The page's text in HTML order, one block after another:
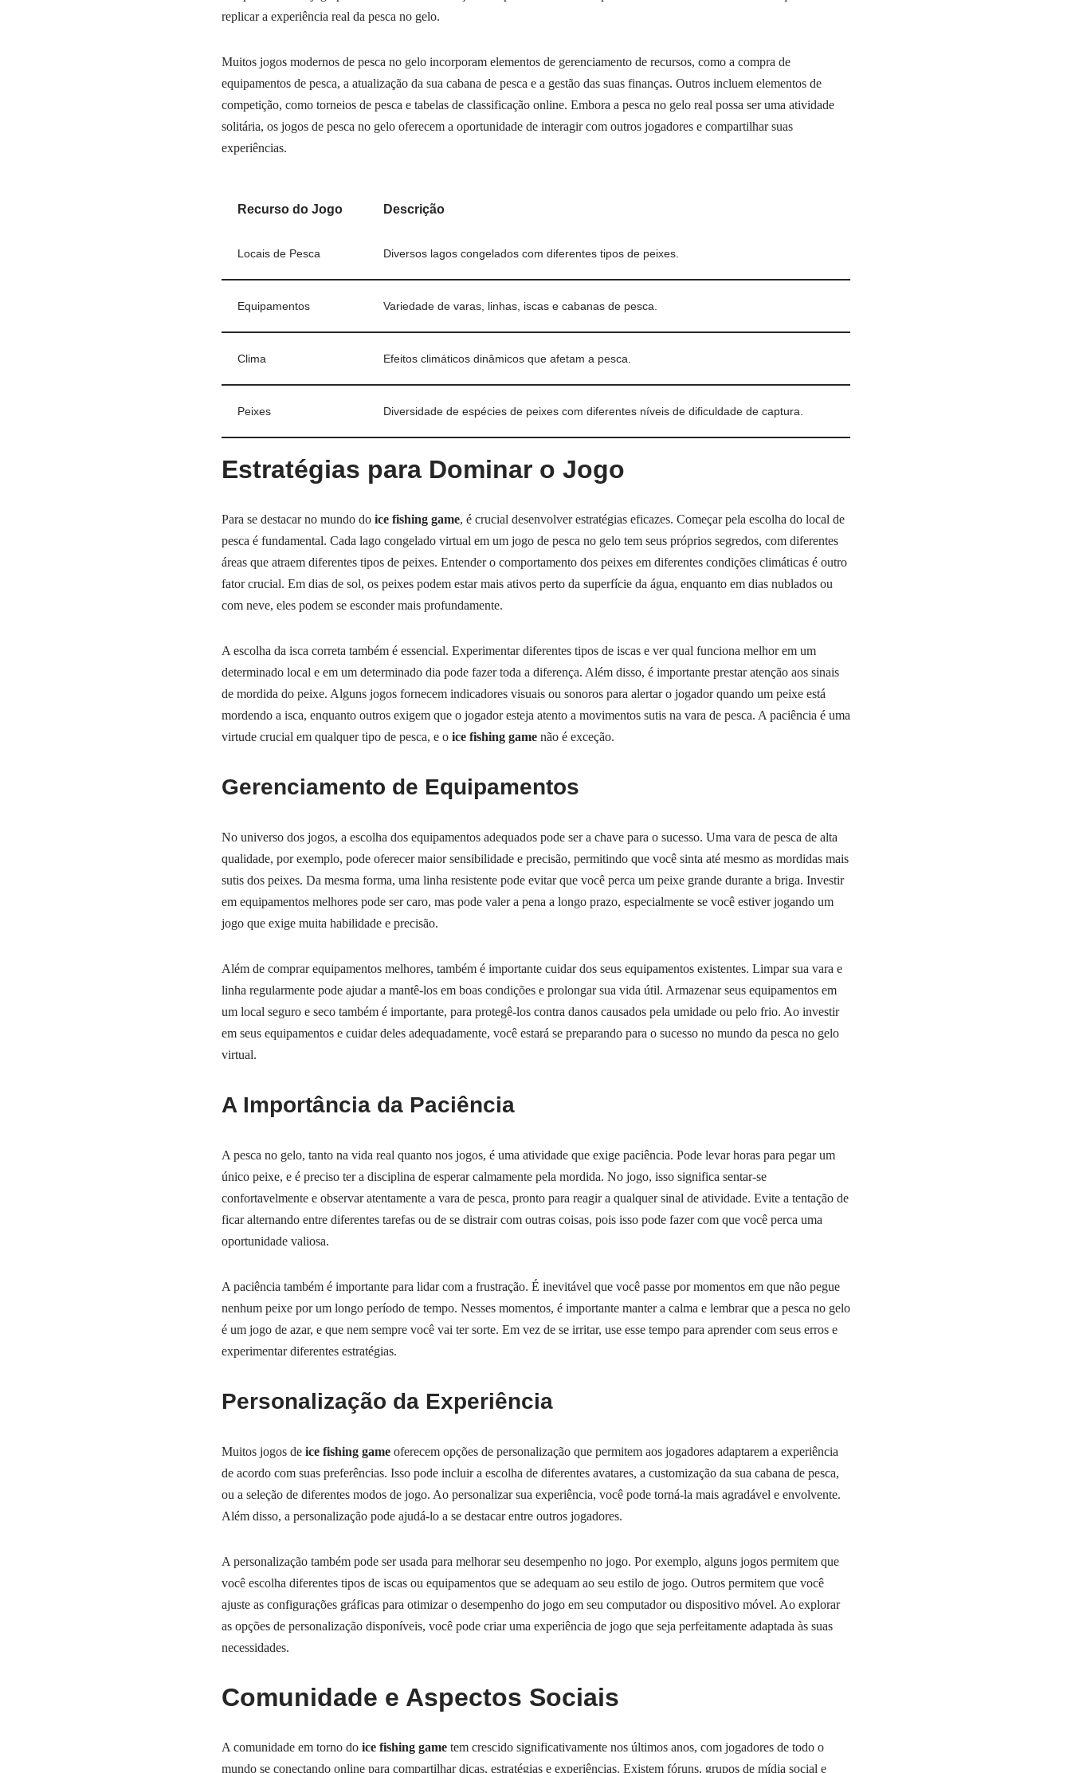
replicar a experiência real da pesca no gelo.
Muitos jogos modernos de pesca no gelo incorporam elementos de gerenciamento de recursos, como a compra de
equipamentos de pesca, a atualização da sua cabana de pesca e a gestão das suas finanças. Outros incluem elementos de
competição, como torneios de pesca e tabelas de classificação online. Embora a pesca no gelo real possa ser uma atividade
solitária, os jogos de pesca no gelo oferecem a oportunidade de interagir com outros jogadores e compartilhar suas
experiências.
Recurso do Jogo Descrição
Locais de Pesca Diversos lagos congelados com diferentes tipos de peixes.
Equipamentos Variedade de varas, linhas, iscas e cabanas de pesca.
Clima Efeitos climáticos dinâmicos que afetam a pesca.
Peixes Diversidade de espécies de peixes com diferentes níveis de dificuldade de captura.
Estratégias para Dominar o Jogo
Para se destacar no mundo do ice fishing game, é crucial desenvolver estratégias eficazes. Começar pela escolha do local de
pesca é fundamental. Cada lago congelado virtual em um jogo de pesca no gelo tem seus próprios segredos, com diferentes
áreas que atraem diferentes tipos de peixes. Entender o comportamento dos peixes em diferentes condições climáticas é outro
fator crucial. Em dias de sol, os peixes podem estar mais ativos perto da superfície da água, enquanto em dias nublados ou
com neve, eles podem se esconder mais profundamente.
A escolha da isca correta também é essencial. Experimentar diferentes tipos de iscas e ver qual funciona melhor em um
determinado local e em um determinado dia pode fazer toda a diferença. Além disso, é importante prestar atenção aos sinais
de mordida do peixe. Alguns jogos fornecem indicadores visuais ou sonoros para alertar o jogador quando um peixe está
mordendo a isca, enquanto outros exigem que o jogador esteja atento a movimentos sutis na vara de pesca. A paciência é uma
virtude crucial em qualquer tipo de pesca, e o ice fishing gamenão é exceção.
Gerenciamento de Equipamentos
No universo dos jogos, a escolha dos equipamentos adequados pode ser a chave para o sucesso. Uma vara de pesca de alta
qualidade, por exemplo, pode oferecer maior sensibilidade e precisão, permitindo que você sinta até mesmo as mordidas mais
sutis dos peixes. Da mesma forma, uma linha resistente pode evitar que você perca um peixe grande durante a briga. Investir
em equipamentos melhores pode ser caro, mas pode valer a pena a longo prazo, especialmente se você estiver jogando um
jogo que exige muita habilidade e precisão.
Além de comprar equipamentos melhores, também é importante cuidar dos seus equipamentos existentes. Limpar sua vara e
linha regularmente pode ajudar a mantê-los em boas condições e prolongar sua vida útil. Armazenar seus equipamentos em
um local seguro e seco também é importante, para protegê-los contra danos causados pela umidade ou pelo frio. Ao investir
em seus equipamentos e cuidar deles adequadamente, você estará se preparando para o sucesso no mundo da pesca no gelo
virtual.
A Importância da Paciência
A pesca no gelo, tanto na vida real quanto nos jogos, é uma atividade que exige paciência. Pode levar horas para pegar um
único peixe, e é preciso ter a disciplina de esperar calmamente pela mordida. No jogo, isso significa sentar-se
confortavelmente e observar atentamente a vara de pesca, pronto para reagir a qualquer sinal de atividade. Evite a tentação de
ficar alternando entre diferentes tarefas ou de se distrair com outras coisas, pois isso pode fazer com que você perca uma
oportunidade valiosa.
A paciência também é importante para lidar com a frustração. É inevitável que você passe por momentos em que não pegue
nenhum peixe por um longo período de tempo. Nesses momentos, é importante manter a calma e lembrar que a pesca no gelo
é um jogo de azar, e que nem sempre você vai ter sorte. Em vez de se irritar, use esse tempo para aprender com seus erros e
experimentar diferentes estratégias.
Personalização da Experiência
Muitos jogos de ice fishing gameoferecem opções de personalização que permitem aos jogadores adaptarem a experiência
de acordo com suas preferências. Isso pode incluir a escolha de diferentes avatares, a customização da sua cabana de pesca,
ou a seleção de diferentes modos de jogo. Ao personalizar sua experiência, você pode torná-la mais agradável e envolvente.
Além disso, a personalização pode ajudá-lo a se destacar entre outros jogadores.
A personalização também pode ser usada para melhorar seu desempenho no jogo. Por exemplo, alguns jogos permitem que
você escolha diferentes tipos de iscas ou equipamentos que se adequam ao seu estilo de jogo. Outros permitem que você
ajuste as configurações gráficas para otimizar o desempenho do jogo em seu computador ou dispositivo móvel. Ao explorar
as opções de personalização disponíveis, você pode criar uma experiência de jogo que seja perfeitamente adaptada às suas
necessidades.
Comunidade e Aspectos Sociais
A comunidade em torno do ice fishing gametem crescido significativamente nos últimos anos, com jogadores de todo o
mundo se conectando online para compartilhar dicas, estratégias e experiências. Existem fóruns, grupos de mídia social e